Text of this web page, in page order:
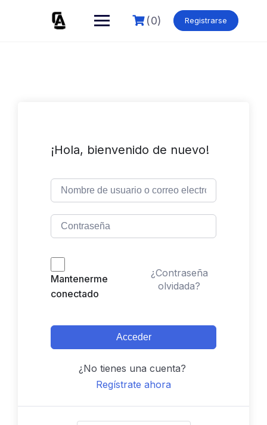
(0) Registrarse
¡Hola, bienvenido de nuevo!
Mantenerme
conectado
¿Contraseña
olvidada?
Acceder
¿No tienes una cuenta?
Regístrate ahora